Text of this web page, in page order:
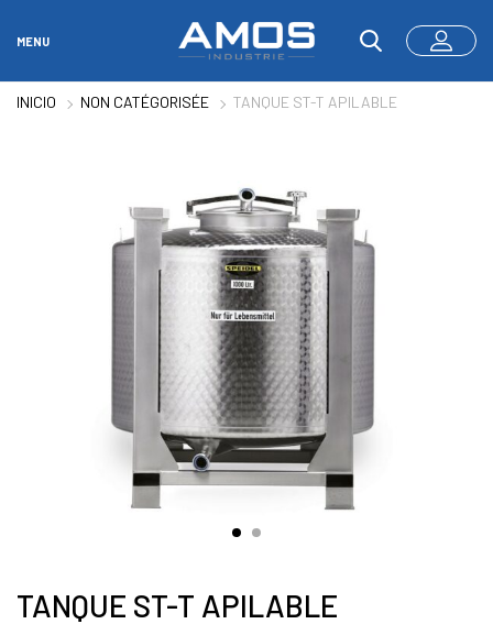
MENU
INICIO NON CATÉGORISÉE TANQUE ST-T APILABLE
TANQUE ST-T APILABLE